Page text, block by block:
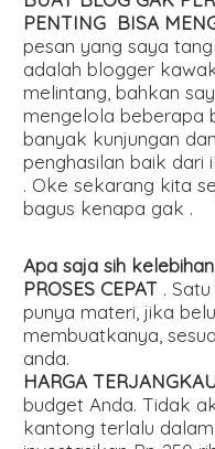
PENTING BISA
pesan yang saya
adalah blogger
melintang, bahkan
mengelola beberapa
banyak kunjungan
penghasilan baik dari
. Oke sekarang kita
bagus kenapa gak .
Apa saja sih
PROSES CEPAT .
punya materi, jika
membuatkanya,
anda.
HARGA
budget Anda. Tidak
kantong terlalu